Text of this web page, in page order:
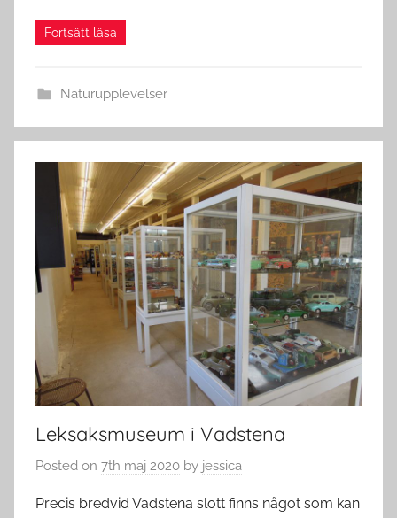
Naturupplevelser
Leksaksmuseum i Vadstena
Posted on 7th maj 2020 by jessica
Precis bredvid Vadstena slott finns något som kan